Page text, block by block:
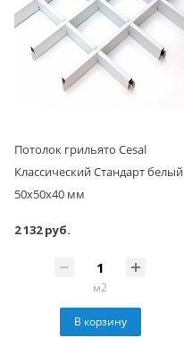
Потолок грильято Cesal
Классический Стандарт белый
50х50х40 мм
2 132 руб.
м2
В корзину